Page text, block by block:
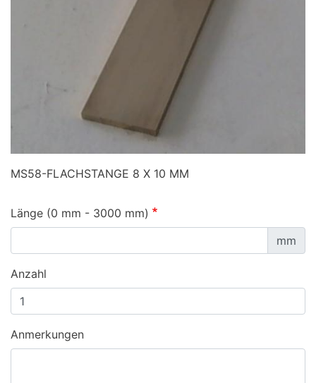
MS58-FLACHSTANGE 8 X 10 MM
Länge (0 mm - 3000 mm)
mm
Anzahl
Anmerkungen